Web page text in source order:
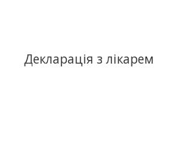
Декларація з лікарем